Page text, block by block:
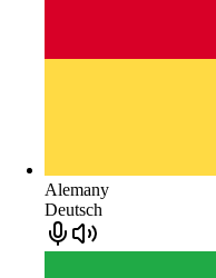
Alemany
Deutsch